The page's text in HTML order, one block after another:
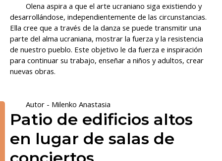
Olena aspira a que el arte ucraniano siga existiendo y
desarrollándose, independientemente de las circunstancias.
Ella cree que a través de la danza se puede transmitir una
parte del alma ucraniana, mostrar la fuerza y ​​​​la resistencia
de nuestro pueblo. Este objetivo le da fuerza e inspiración
para continuar su trabajo, enseñar a niños y adultos, crear
nuevas obras.
Autor - Milenko Anastasia
Patio de edificios altos
en lugar de salas de